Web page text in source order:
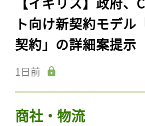
ト向け新契約モデル
契約」の詳細案提示
1日前
商社・物流